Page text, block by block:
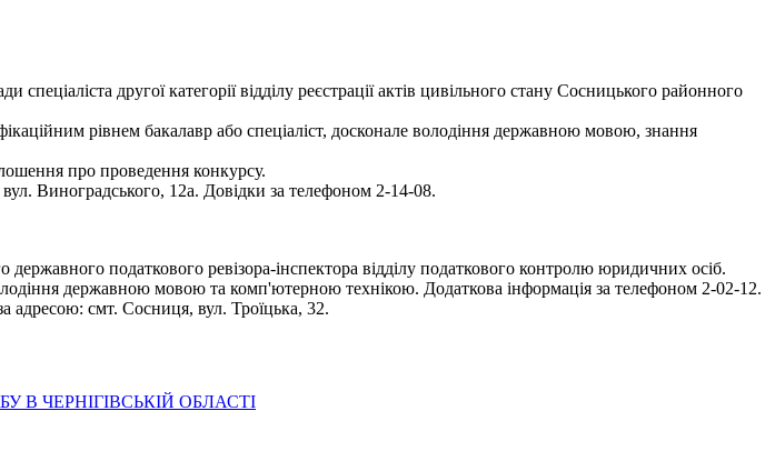
другої категорії відділу реєстрації актів цивільного стану Сосницького районного
рівнем бакалавр або спеціаліст, досконале володіння державною мовою, знання
про проведення конкурсу.
Виноградського, 12а. Довідки за телефоном 2-14-08.
податкового ревізора-інспектора відділу податкового контролю юридичних осіб.
державною мовою та комп'ютерною технікою. Додаткова інформація за телефоном 2-02-12.
адресою: смт. Сосниця, вул. Троїцька, 32.
ЧЕРНІГІВСЬКІЙ ОБЛАСТІ